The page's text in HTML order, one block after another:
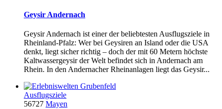
Geysir Andernach
Geysir Andernach ist einer der beliebtesten Ausflugsziele in
Rheinland-Pfalz: Wer bei Geysiren an Island oder die USA
denkt, liegt sicher richtig – doch der mit 60 Metern höchste
Kaltwassergeysir der Welt befindet sich in Andernach am
Rhein. In den Andernacher Rheinanlagen liegt das Geysir...
Ausflugsziele
56727 Mayen